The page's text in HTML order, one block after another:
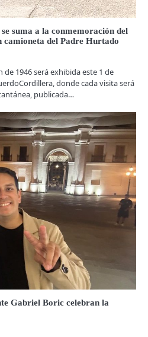
suma a la conmemoración del
camioneta del Padre Hurtado
1946 será exhibida este 1 de
donde cada visita será
publicada…
Gabriel Boric celebran la